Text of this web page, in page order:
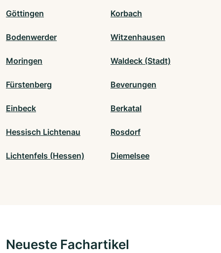
Göttingen Korbach
Bodenwerder Witzenhausen
Moringen Waldeck (Stadt)
Fürstenberg Beverungen
Einbeck Berkatal
Hessisch Lichtenau Rosdorf
Lichtenfels (Hessen) Diemelsee
Neueste Fachartikel